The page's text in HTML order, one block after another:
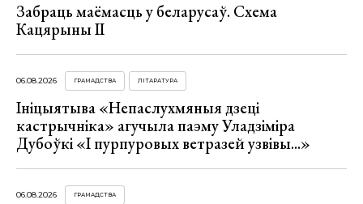
Забраць маёмасць у беларусаў. Схема
Кацярыны ІІ
06.08.2026 ГРАМАДСТВА ЛІТАРАТУРА
Ініцыятыва «Непаслухмяныя дзеці
кастрычніка» агучыла паэму Уладзіміра
Дубоўкі «І пурпуровых ветразей узвівы...»
06.08.2026 ГРАМАДСТВА